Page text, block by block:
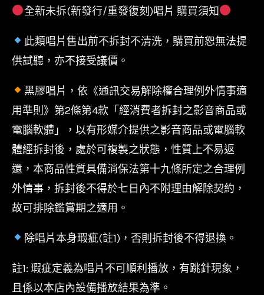
全新未拆(新發行/重發復刻)唱片 購買須知
此類唱片售出前不拆封不清洗，購買前恕無法提
供試聽，亦不接受議價。
黑膠唱片，依《通訊交易解除權合理例外情事適
用準則》第2條第4款「經消費者拆封之影音商品或
電腦軟體」，以有形媒介提供之影音商品或電腦軟
體經拆封後，處於可複製之狀態，性質上不易返
還，本商品性質具備消保法第十九條所定之合理例
外情事，拆封後不得於七日內不附理由解除契約，
故可排除鑑賞期之適用。
除唱片本身瑕疵(註1)，否則拆封後不得退換。
註1: 瑕疵定義為唱片不可順利播放，有跳針現象，
且係以本店內設備播放結果為準。